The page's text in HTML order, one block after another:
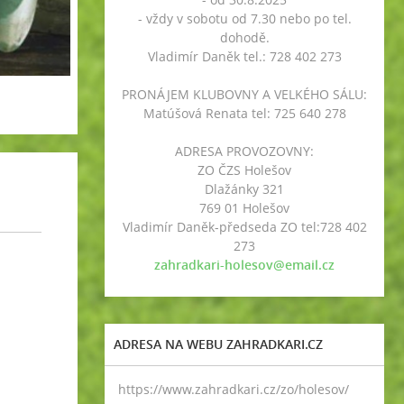
- vždy v sobotu od 7.30 nebo po tel.
dohodě.
Vladimír Daněk tel.: 728 402 273
PRONÁJEM KLUBOVNY A VELKÉHO SÁLU:
Matúšová Renata tel: 725 640 278
ADRESA PROVOZOVNY:
ZO ČZS Holešov
Dlažánky 321
769 01 Holešov
Vladimír Daněk-předseda ZO tel:728 402
273
zahradkari-holesov@email.cz
ADRESA NA WEBU ZAHRADKARI.CZ
https://www.zahradkari.cz/zo/holesov/